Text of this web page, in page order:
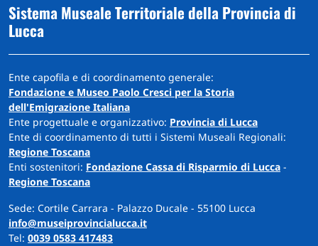
Sistema Museale Territoriale della Provincia di
Lucca
Ente capofila e di coordinamento generale:
Fondazione e Museo Paolo Cresci per la Storia
dell'Emigrazione Italiana
Ente progettuale e organizzativo: Provincia di Lucca
Ente di coordinamento di tutti i Sistemi Museali Regionali:
Regione Toscana
Enti sostenitori: Fondazione Cassa di Risparmio di Lucca -
Regione Toscana
Sede: Cortile Carrara - Palazzo Ducale - 55100 Lucca
info@museiprovincialucca.it
Tel: 0039 0583 417483